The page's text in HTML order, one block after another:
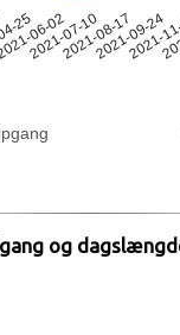
2506-02
2021-07-10
2021-08-17
2021-09-24
2021-
og